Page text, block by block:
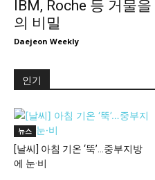
보도 자료
IBM, Roche 등 거물을
의 비밀
뉴스